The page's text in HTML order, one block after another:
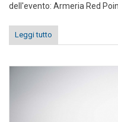
dell'evento: Armeria Red
Leggi tutto